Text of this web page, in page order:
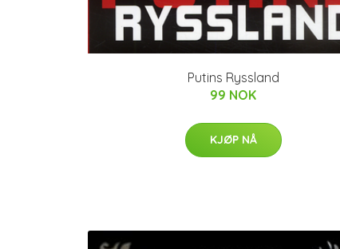
Putins Ryssland
99 NOK
KJØP NÅ